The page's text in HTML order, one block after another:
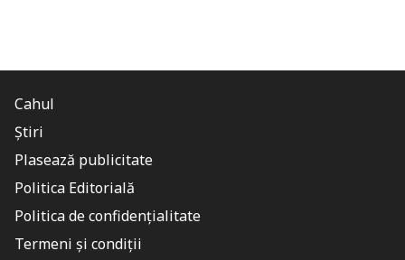
Cahul
Știri
Plasează publicitate
Politica Editorială
Politica de confidențialitate
Termeni și condiții